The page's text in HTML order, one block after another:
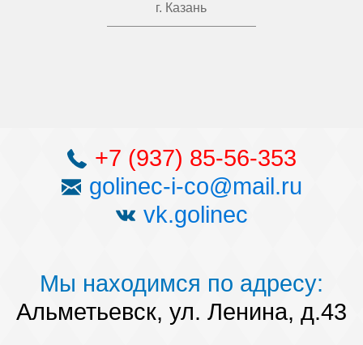
г. Казань
+7 (937) 85-56-353
golinec-i-co@mail.ru
vk.golinec
Мы находимся по адресу:
Альметьевск, ул. Ленина, д.43